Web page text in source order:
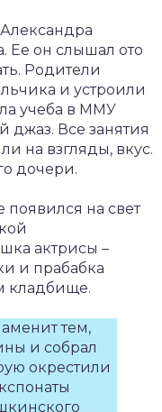
Ее он слышал ото
Родители
и устроили
учеба в ММУ
Все занятия
на взгляды, вкус.
дочери.
появился на свет
актрисы –
и прабабка
кладбище.
тем,
и собрал
окрестили